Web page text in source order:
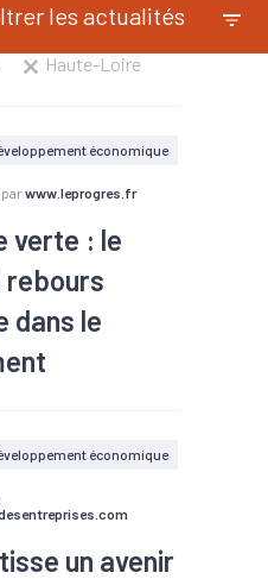
les actualités
Haute-Loire
économique
par www.leprogres.fr
verte : le
dans le
économique
un avenir